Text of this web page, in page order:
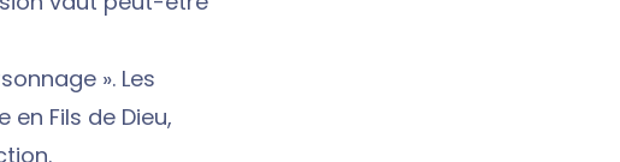
». Les
Fils de Dieu,